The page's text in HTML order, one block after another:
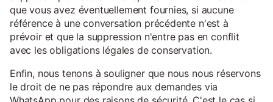
que vous avez éventuellement fournies, si aucune
référence à une conversation précédente n'est à
prévoir et que la suppression n'entre pas en conflit
avec les obligations légales de conservation.
Enfin, nous tenons à souligner que nous nous réservons
le droit de ne pas répondre aux demandes via